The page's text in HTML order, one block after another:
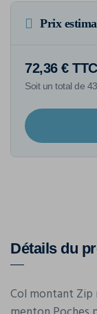
Prix
72,36 € TTC
Soit un total de
Détails du
Col montant Zip